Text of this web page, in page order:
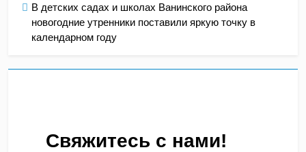
В детских садах и школах Ванинского района
новогодние утренники поставили яркую точку в
календарном году
Свяжитесь с нами!